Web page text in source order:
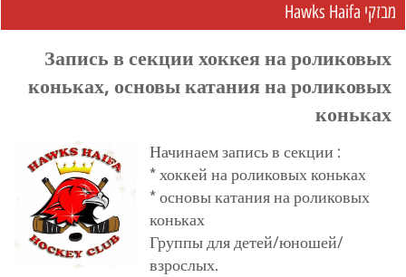
מבזקי Hawks Haifa
Запись в секции хоккея на роликовых
коньках, основы катания на роликовых
коньках
Начинаем запись в секции :
* хоккей на роликовых коньках
* основы катания на роликовых
коньках
Группы для детей/юношей/
взрослых.